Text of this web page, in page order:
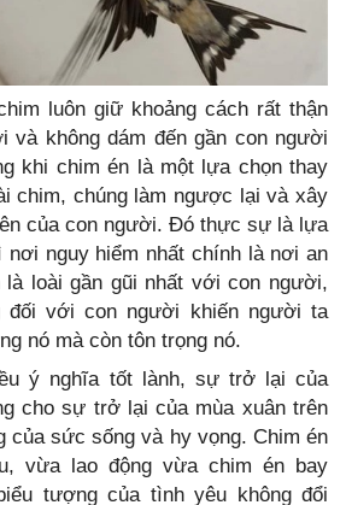
luôn giữ khoảng cách rất thận
và không dám đến gần con người
khi chim én là một lựa chọn thay
chim, chúng làm ngược lại và xây
của con người. Đó thực sự là lựa
nơi nguy hiểm nhất chính là nơi an
là loài gần gũi nhất với con người,
đối với con người khiến người ta
nó mà còn tôn trọng nó.
ý nghĩa tốt lành, sự trở lại của
cho sự trở lại của mùa xuân trên
của sức sống và hy vọng. Chim én
vừa lao động vừa chim én bay
tượng của tình yêu không đổi